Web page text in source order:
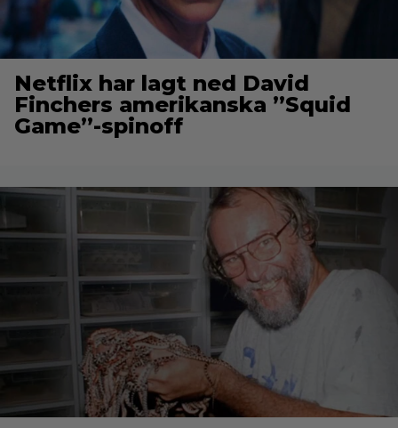
Netflix har lagt ned David
Finchers amerikanska ”Squid
Game”-spinoff